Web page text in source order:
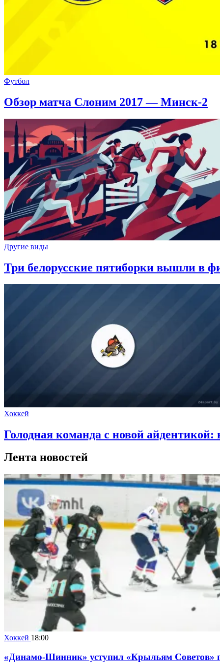
Футбол
Обзор матча Слоним 2017 — Минск-2
Другие виды
Три белорусские пятиборки вышли в
Хоккей
Голодная команда с новой айдентикой:
Лента новостей
Хоккей 18:00
«Динамо-Шинник» уступил «Крыльям Советов»